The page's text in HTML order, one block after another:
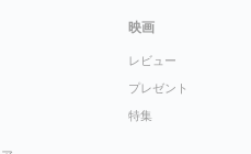
映画
レビュー
プレゼント
特集